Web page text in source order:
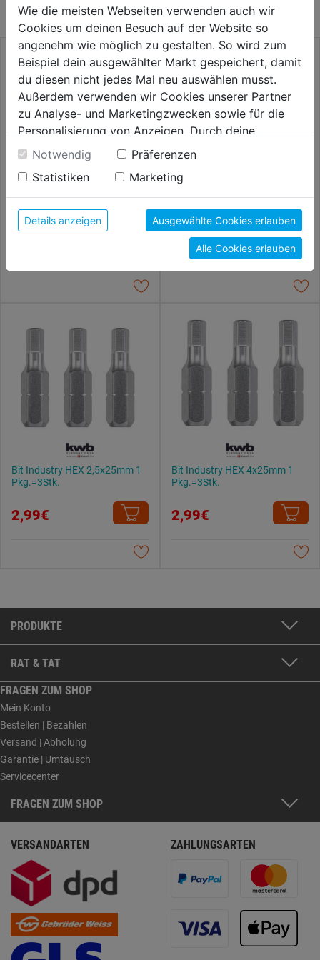
4, 5mm 3tlg.
2,99€
Bit Industry HEX 2,5x25mm 1
Pkg.=3Stk.
2,99€
Bit Industry HEX 4x25mm 1
Pkg.=3Stk.
2,99€
PRODUKTE
RAT & TAT
FRAGEN ZUM SHOP
Mein Konto
Bestellen | Bezahlen
Versand | Abholung
Garantie | Umtausch
Servicecenter
FRAGEN ZUM SHOP
VERSANDARTEN ZAHLUNGSARTEN
Wie die meisten Webseiten verwenden auch wir
Cookies um deinen Besuch auf der Website so
angenehm wie möglich zu gestalten. So wird zum
Beispiel dein ausgewählter Markt gespeichert, damit
du diesen nicht jedes Mal neu auswählen musst.
Außerdem verwenden wir Cookies unserer Partner
zu Analyse- und Marketingzwecken sowie für die
Personalisierung von Anzeigen. Durch deine
Einwilligung werden die Daten von Drittanbieter,
unter anderem auch in den USA, verarbeitet.
Durch Klick auf "Alle Cookies erlauben" stimmst du
der Verwendung aller Cookies zu. Unter "Details
anzeigen" findest du alle Infos zu den
unterschiedlichen Cookies, unter "Cookies
Konfigurieren" kannst du auswählen, welche Cookies
du zulassen möchtest und welche nicht.
Weitere Informationen findest du in unserer
Notwendig
Präferenzen
Statistiken
Marketing
Details anzeigen Ausgewählte Cookies erlauben
Alle Cookies erlauben